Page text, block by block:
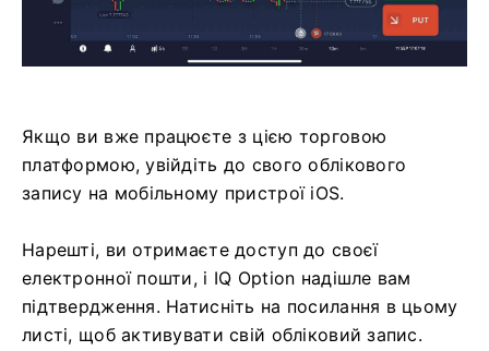
Якщо ви вже працюєте з цією торговою
платформою, увійдіть до свого облікового
запису на мобільному пристрої iOS.
Нарешті, ви отримаєте доступ до своєї
електронної пошти, і IQ Option надішле вам
підтвердження. Натисніть на посилання в цьому
листі, щоб активувати свій обліковий запис.